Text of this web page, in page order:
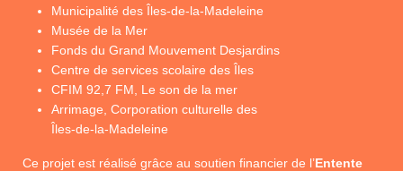
Municipalité des Îles-de-la-Madeleine
Musée de la Mer
Fonds du Grand Mouvement Desjardins
Centre de services scolaire des Îles
CFIM 92,7 FM, Le son de la mer
Arrimage, Corporation culturelle des
Îles-de-la-Madeleine
Ce projet est réalisé grâce au soutien financier de l’Entente